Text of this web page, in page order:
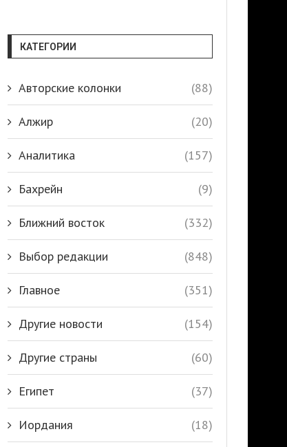
КАТЕГОРИИ
Авторские колонки (88)
Алжир (20)
Аналитика (157)
Бахрейн (9)
Ближний восток (332)
Выбор редакции (848)
Главное (351)
Другие новости (154)
Другие страны (60)
Египет (37)
Иордания (18)